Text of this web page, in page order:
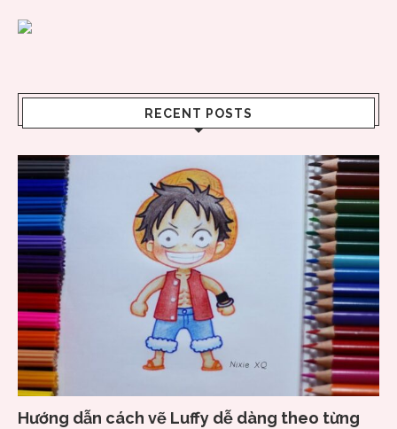
RECENT POSTS
Hướng dẫn cách vẽ Luffy dễ dàng theo từng